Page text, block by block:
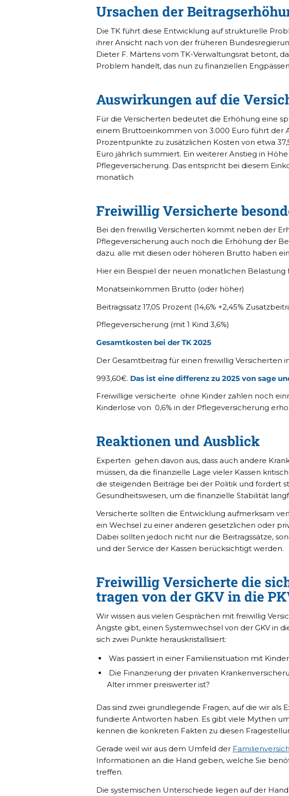
Ursachen der
Die TK führt diese Entwicklung auf strukturelle
ihrer Ansicht nach von der früheren
Dieter F. Märtens vom TK-Verwaltungsrat betont,
Problem handelt, das nun zu finanziellen
Auswirkungen auf die
Für die Versicherten bedeutet die Erhöhung eine
einem Bruttoeinkommen von 3.000 Euro führt der
Prozentpunkte zu zusätzlichen Kosten von etwa
Euro jährlich summiert. Ein weiterer Anstieg in
Pflegeversicherung. Das entspricht bei diesem
monatlich
Freiwillig Versicherte
Bei den freiwillig Versicherten kommt neben der
Pflegeversicherung auch noch die Erhöhung der
dazu. alle mit diesen oder höheren Brutto haben
Hier ein Beispiel der neuen monatlichen Belastung
Monatseinkommen Brutto (oder
Beitragssatz 17,05 Prozent (14,6% +2,45%
Pflegeversicherung (mit 1 Kind
Gesamtkosten bei der TK
Der Gesamtbeitrag für einen freiwillig Versicherten
993,60€. Das ist eine differenz zu 2025 von sage
Freiwillige versicherte ohne Kinder zahlen noch
Kinderlose von 0,6% in der Pflegeversicherung
Reaktionen und Ausblick
Experten gehen davon aus, dass auch andere
müssen, da die finanzielle Lage vieler Kassen
die steigenden Beiträge bei der Politik und fordert
Gesundheitswesen, um die finanzielle Stabilität
Versicherte sollten die Entwicklung aufmerksam
ein Wechsel zu einer anderen gesetzlichen oder
Dabei sollten jedoch nicht nur die Beitragssätze,
und der Service der Kassen berücksichtigt werden.
Freiwillig Versicherte die
tragen von der GKV in die
Wir wissen aus vielen Gesprächen mit freiwillig
Ängste gibt, einen Systemwechsel von der GKV in
sich zwei Punkte herauskristallisiert:
Was passiert in einer Familiensituation mit
Die Finanzierung der privaten
Alter immer preiswerter ist?
Das sind zwei grundlegende Fragen, auf die wir als
fundierte Antworten haben. Es gibt viele Mythen
kennen die konkreten Fakten zu diesen
Gerade weil wir aus dem Umfeld der
Informationen an die Hand geben, welche Sie
treffen.
Die systemischen Unterschiede liegen auf der